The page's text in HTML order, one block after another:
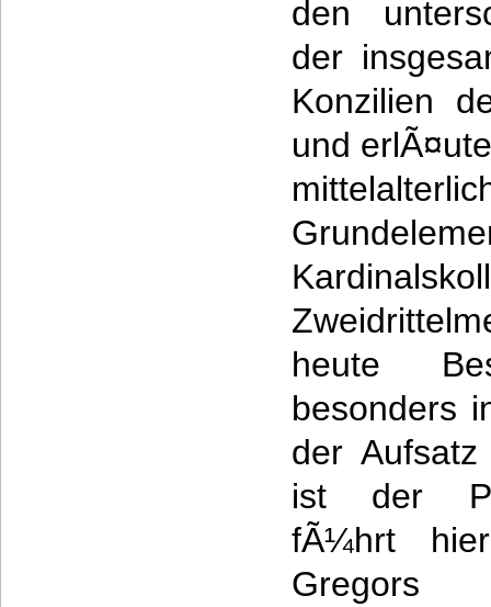
den
der
Konzilien
und
heute
besonders
der
ist der
fÃ¼hrt
Gregors